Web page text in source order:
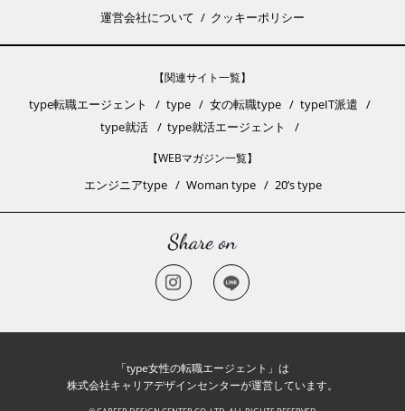
運営会社について クッキーポリシー
【関連サイト一覧】
type転職エージェント type 女の転職type
typeIT派遣
type就活
type就活エージェント
【WEBマガジン一覧】
エンジニアtype Woman type 20’s type
「type女性の転職エージェント」は
株式会社キャリアデザインセンターが運営しています。